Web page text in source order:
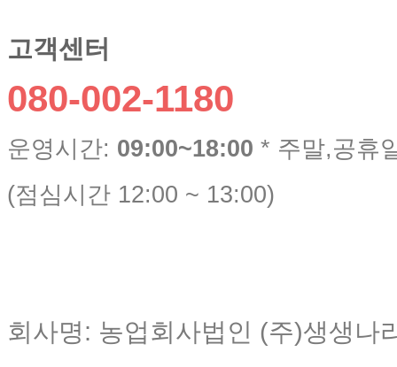
고객센터
080-002-1180
운영시간: 09:00~18:00 * 주말,공휴
(점심시간 12:00 ~ 13:00)
회사명: 농업회사법인 (주)생생나